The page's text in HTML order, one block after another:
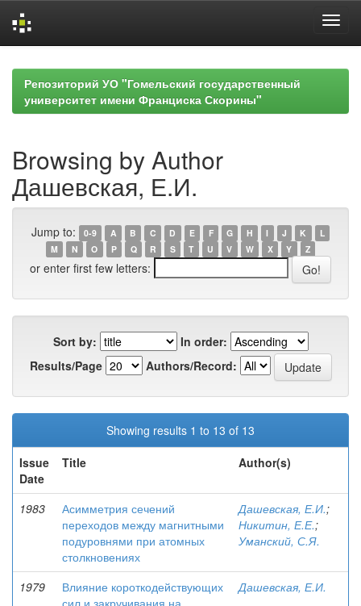
navigationРепозиторий УО "Гомельский государственный
университет имени Франциска Скорины"
Browsing by Author
Дашевская, Е.И.
Jump to: 0-9 A B C D E F G H I J K
L
M
N O P Q R S T U V W X Y Z
or enter first few letters:
Sort by:
In order:
Results/Page
Authors/Record:
Showing results 1 to 13 of 13
Issue
Date
Title Author(s)
1983
Асимметрия сечений
переходов между магнитными
подуровнями при атомных
столкновениях
Дашевская, Е.И.;
Никитин, Е.Е.;
Уманский, С.Я.
1979
Влияние короткодействующих
сил и закручивания на
Дашевская, Е.И.